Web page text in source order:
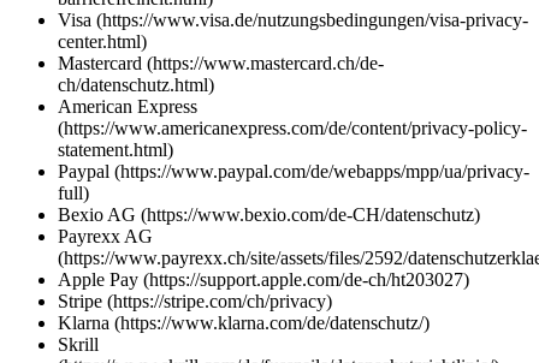
Visa (https://www.visa.de/nutzungsbedingungen/visa-privacy-
center.html)
Mastercard (https://www.mastercard.ch/de-
ch/datenschutz.html)
American Express
(https://www.americanexpress.com/de/content/privacy-policy-
statement.html)
Paypal (https://www.paypal.com/de/webapps/mpp/ua/privacy-
full)
Bexio AG (https://www.bexio.com/de-CH/datenschutz)
Payrexx AG
(https://www.payrexx.ch/site/assets/files/2592/
Apple Pay (https://support.apple.com/de-ch/ht203027)
Stripe (https://stripe.com/ch/privacy)
Klarna (https://www.klarna.com/de/datenschutz/)
Skrill